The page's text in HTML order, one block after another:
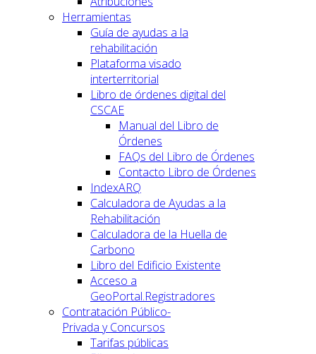
Herramientas
Guía de ayudas a la
rehabilitación
Plataforma visado
interterritorial
Libro de órdenes digital del
CSCAE
Manual del Libro de
Órdenes
FAQs del Libro de Órdenes
Contacto Libro de Órdenes
IndexARQ
Calculadora de Ayudas a la
Rehabilitación
Calculadora de la Huella de
Carbono
Libro del Edificio Existente
Acceso a
GeoPortal.Registradores
Contratación Público-
Privada y Concursos
Tarifas públicas